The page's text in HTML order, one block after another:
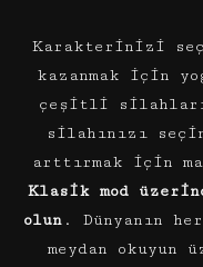
Karakterinizi
kazanmak için
çeşitli
silahınızı
arttırmak için
Klasik mod
olun . Dünyanın
meydan okuyun